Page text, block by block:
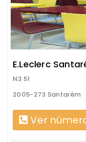
E.Leclerc
N3 51
2005-273 Santarém
Ver